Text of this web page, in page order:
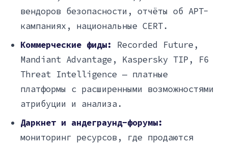
вендоров безопасности, отчёты об APT-
кампаниях, национальные CERT.
Коммерческие фиды:
Recorded Future,
Mandiant Advantage, Kaspersky TIP, F6
Threat Intelligence — платные
платформы с расширенными возможностями
атрибуции и анализа.
Даркнет и андеграунд-форумы:
мониторинг ресурсов, где продаются